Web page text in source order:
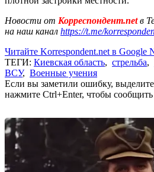
Новости от Корреспондент.netв
на наш канал https://t.me/
Читайте Korrespondent.net в Google
ТЕГИ: Киевская область, стрельба,
ВСУ, Военные учения
Если вы заметили ошибку,
нажмите Ctrl+Enter, чтобы